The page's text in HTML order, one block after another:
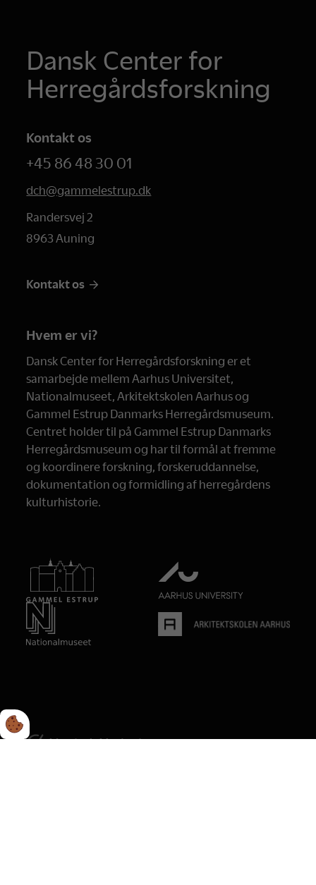
Dansk Center for
Herregårdsforskning
Kontakt os
+45 86 48 30 01
dch@gammelestrup.dk
Randersvej 2
8963 Auning
Kontakt os
Hvem er vi?
Dansk Center for Herregårdsforskning er et
samarbejde mellem Aarhus Universitet,
Nationalmuseet, Arkitektskolen Aarhus og
Gammel Estrup Danmarks Herregårdsmuseum.
Centret holder til på Gammel Estrup Danmarks
Herregårdsmuseum og har til formål at fremme
og koordinere forskning, forskeruddannelse,
dokumentation og formidling af herregårdens
kulturhistorie.